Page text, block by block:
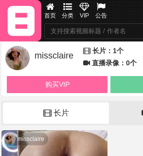
首页 分类 VIP 公告
missclaire
长片：1个
直播录像：0个
购买VIP
长片
missclaire